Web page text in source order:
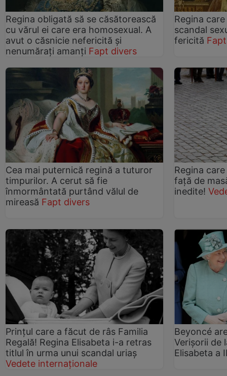
Regina obligată să se căsătorească
cu vărul ei care era homosexual. A
avut o căsnicie nefericită și
nenumărați amanți Fapt divers
Regina
scandal
fericită
Cea mai puternică regină a tuturor
timpurilor. A cerut să fie
înmormântată purtând vălul de
mireasă Fapt divers
Regina
față de
inedite!
Prințul care a făcut de râs Familia
Regală! Regina Elisabeta i-a retras
titlul în urma unui scandal uriaș
Vedete internaționale
Beyoncé
Verișorii de
Elisabeta a